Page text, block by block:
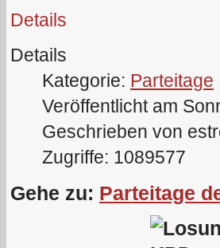
Details
Details
Kategorie: Parteitage
Veröffentlicht am
Geschrieben von
Zugriffe: 1089577
Gehe zu: Parteitage